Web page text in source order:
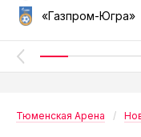
«Газпром-Югра»
Тюменская Арена